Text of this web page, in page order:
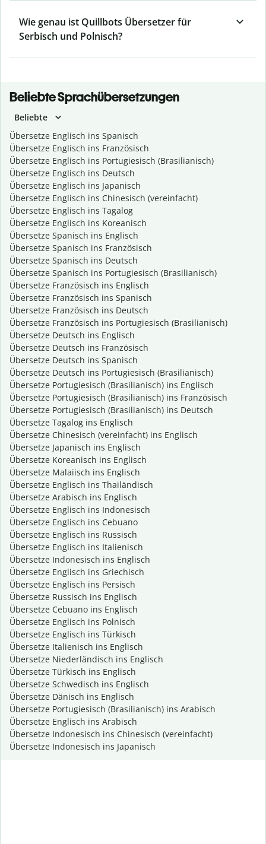
Wie genau ist Quillbots Übersetzer für
Serbisch und Polnisch?
Beliebte Sprachübersetzungen
Beliebte
Übersetze Englisch ins Spanisch
Übersetze Englisch ins Französisch
Übersetze Englisch ins Portugiesisch (Brasilianisch)
Übersetze Englisch ins Deutsch
Übersetze Englisch ins Japanisch
Übersetze Englisch ins Chinesisch (vereinfacht)
Übersetze Englisch ins Tagalog
Übersetze Englisch ins Koreanisch
Übersetze Spanisch ins Englisch
Übersetze Spanisch ins Französisch
Übersetze Spanisch ins Deutsch
Übersetze Spanisch ins Portugiesisch (Brasilianisch)
Übersetze Französisch ins Englisch
Übersetze Französisch ins Spanisch
Übersetze Französisch ins Deutsch
Übersetze Französisch ins Portugiesisch (Brasilianisch)
Übersetze Deutsch ins Englisch
Übersetze Deutsch ins Französisch
Übersetze Deutsch ins Spanisch
Übersetze Deutsch ins Portugiesisch (Brasilianisch)
Übersetze Portugiesisch (Brasilianisch) ins Englisch
Übersetze Portugiesisch (Brasilianisch) ins Französisch
Übersetze Portugiesisch (Brasilianisch) ins Deutsch
Übersetze Tagalog ins Englisch
Übersetze Chinesisch (vereinfacht) ins Englisch
Übersetze Japanisch ins Englisch
Übersetze Koreanisch ins Englisch
Übersetze Malaiisch ins Englisch
Übersetze Englisch ins Thailändisch
Übersetze Arabisch ins Englisch
Übersetze Englisch ins Indonesisch
Übersetze Englisch ins Cebuano
Übersetze Englisch ins Russisch
Übersetze Englisch ins Italienisch
Übersetze Indonesisch ins Englisch
Übersetze Englisch ins Griechisch
Übersetze Englisch ins Persisch
Übersetze Russisch ins Englisch
Übersetze Cebuano ins Englisch
Übersetze Englisch ins Polnisch
Übersetze Englisch ins Türkisch
Übersetze Italienisch ins Englisch
Übersetze Niederländisch ins Englisch
Übersetze Türkisch ins Englisch
Übersetze Schwedisch ins Englisch
Übersetze Dänisch ins Englisch
Übersetze Portugiesisch (Brasilianisch) ins Arabisch
Übersetze Englisch ins Arabisch
Übersetze Indonesisch ins Chinesisch (vereinfacht)
Übersetze Indonesisch ins Japanisch